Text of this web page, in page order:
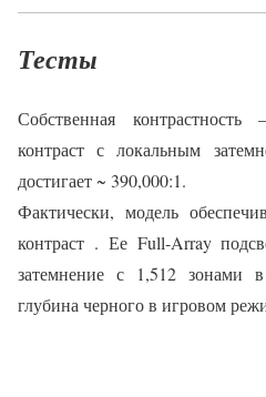
Тесты
Собственная
контраст с локальным
достигает ~ 390,000:1.
Фактически, модель
контраст . Ее Full-Array
затемнение с 1,512 зонами
глубина черного в игровом